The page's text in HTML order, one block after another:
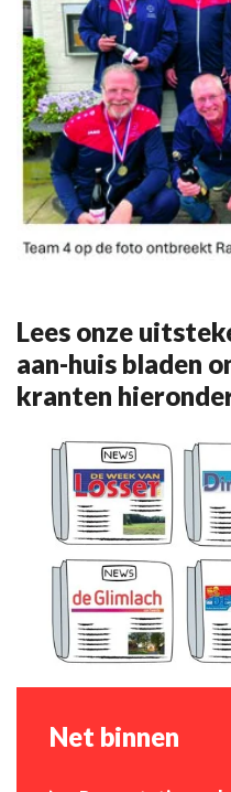
Lees onze
aan-huis bladen
kranten
Net binnen